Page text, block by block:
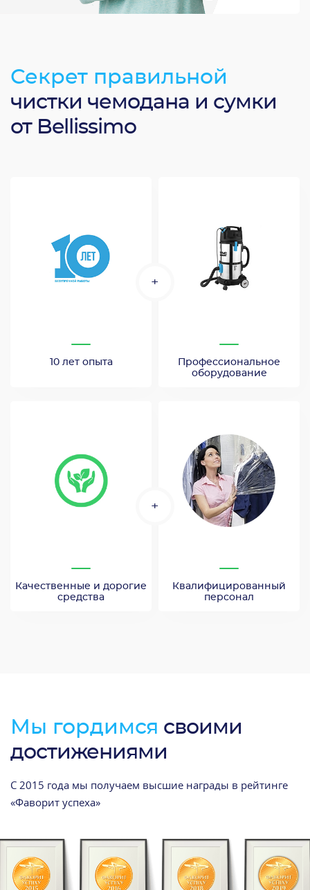
Секрет правильной
чистки чемодана и сумки
от Bellissimo
10 лет опыта
+
Профессиональное
оборудование
Качественные и дорогие
средства
+
Квалифицированный
персонал
Мы гордимся своими
достижениями
С 2015 года мы получаем высшие награды в рейтинге
«Фаворит успеха»